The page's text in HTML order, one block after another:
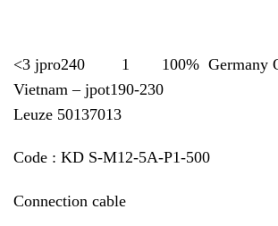
<3 jpro240 1 100% Germany
Vietnam – jpot190-230
Leuze 50137013
Code : KD S-M12-5A-P1-500
Connection cable